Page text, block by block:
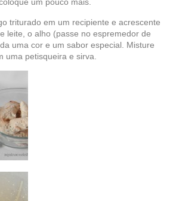
um pouco mais.
triturado em um recipiente e acrescente
leite, o alho (passe no espremedor de
uma cor e um sabor especial. Misture
uma petisqueira e sirva.